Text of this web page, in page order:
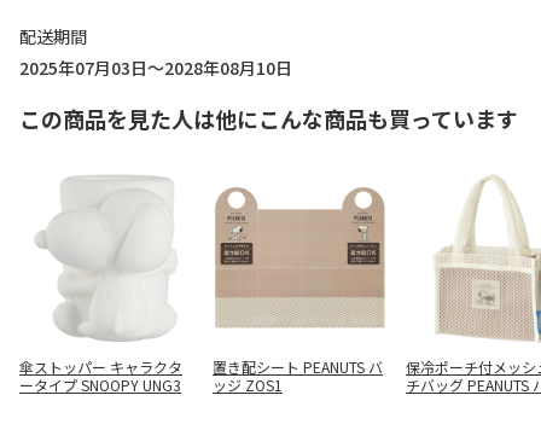
配送期間
2025年07月03日～2028年08月10日
この商品を見た人は他にこんな商品も買っています
傘ストッパー キャラクタ
ータイプ SNOOPY UNG3
置き配シート PEANUTS バ
ッジ ZOS1
保冷ポーチ付メッシ
チバッグ PEANUTS